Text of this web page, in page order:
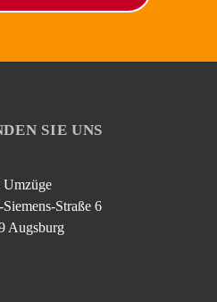
SIE UNS
Umzüge
Straße 6
Augsburg